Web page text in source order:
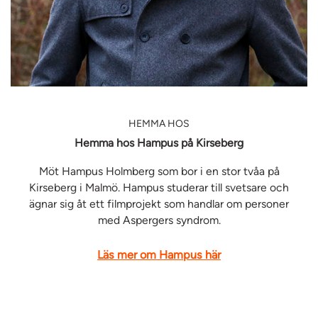
HEMMA HOS
Hemma hos Hampus på Kirseberg
Möt Hampus Holmberg som bor i en stor tvåa på
Kirseberg i Malmö. Hampus studerar till svetsare och
ägnar sig åt ett filmprojekt som handlar om personer
med Aspergers syndrom.
Läs mer om Hampus här